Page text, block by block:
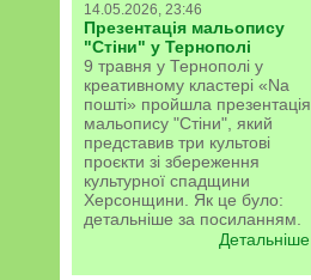
14.05.2026, 23:46
Презентація мальопису
"Стіни" у Тернополі
9 травня у Тернополі у
креативному кластері «Na
пошті» пройшла презентація
мальопису "Стіни", який
представив три культові
проєкти зі збереження
культурної спадщини
Херсонщини. Як це було:
детальніше за посиланням.
Детальніше